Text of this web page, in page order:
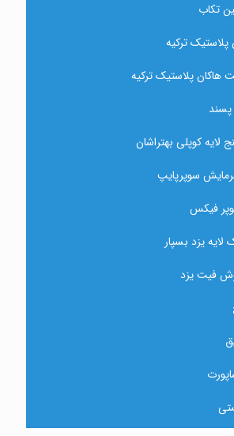
تکاب
ترکیه
پلاستیک ترکیه
لایه کوپلی بهتراشان
سوپرپایپ
فیکس
لایه یزد بسپار
فیت یزد